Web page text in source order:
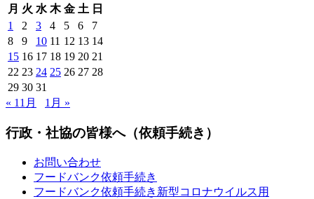
月 火 水 木 金 土 日
1
2 3 4 5 6
7
8
9 10 11 12 13 14
15 16 17 18 19 20 21
22 23 24 25 26 27 28
29 30 31
« 11月
1月 »
行政・社協の皆様へ（依頼手続き）
お問い合わせ
フードバンク依頼手続き
フードバンク依頼手続き新型コロナウイルス用